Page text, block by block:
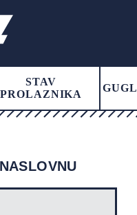
STAV
PROLAZNIKA
GUGL